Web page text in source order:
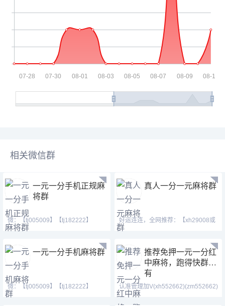
相关微信群
一元一分手机正规麻
将群
微：【tj005009】【tj182222】
真人一分一元麻将群
好运连连，全网推荐：【xh29008或
xh19008】【tj19008】一
一元一分手机麻将群
微：【tj005009】【tj182222】
推荐免押一元一分红
中麻将，跑得快群我
有
认准管理加V(xh552662)(zm552662)
【1438079643】喜欢